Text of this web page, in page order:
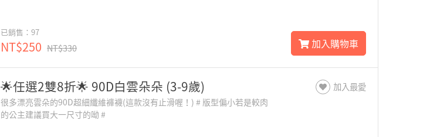
已銷售：97
NT$250 NT$330 加入購物車
🌟任選2雙8折🌟 90D白雲朵朵 (3-9歲)
很多漂亮雲朵的90D超細纖維褲襪(這款沒有止滑喔！) # 版型偏小若是較肉
的公主建議買大一尺寸的呦 #
加入最愛